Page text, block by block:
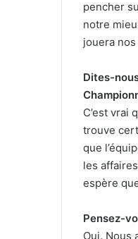
pencher
notre
jouera nos
Dites-
C’est vrai
trouve
que
les
espère
Pensez-
Oui. Nous